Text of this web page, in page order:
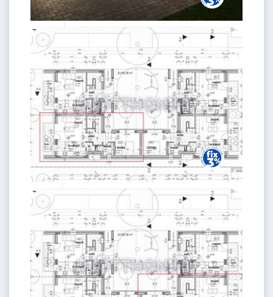
77.69 M
Ft
87 m2
4 szoba
73.81 M
Ft
78 m2
4 szoba